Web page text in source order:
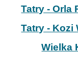
Tatry - Orla
Tatry - Kozi
Wielka